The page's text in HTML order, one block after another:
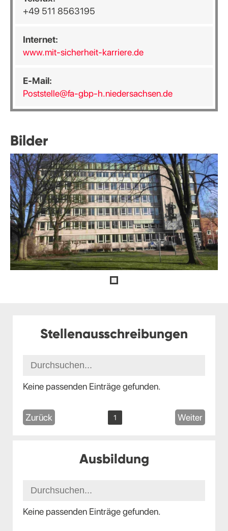
+49 511 8563195
Internet:
www.mit-sicherheit-karriere.de
E-Mail:
Poststelle@fa-gbp-h.niedersachsen.de
Bilder
Stellenausschreibungen
Keine passenden Einträge gefunden.
Zurück 1 Weiter
Ausbildung
Keine passenden Einträge gefunden.